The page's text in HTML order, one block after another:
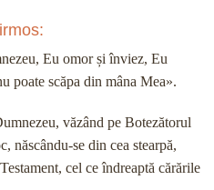
Eu omor și înviez, Eu
poate scăpa din mâna Mea».
văzând pe Botezătorul
născându-se din cea stearpă,
cel ce îndreaptă cărările